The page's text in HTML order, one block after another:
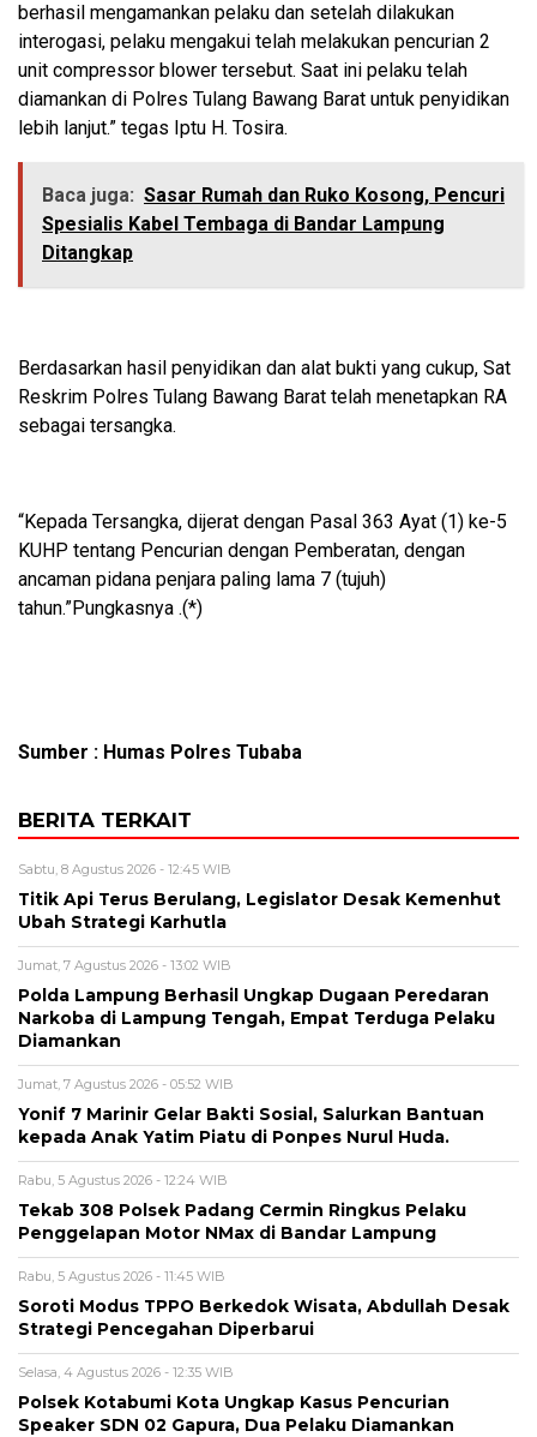
berhasil mengamankan pelaku dan setelah dilakukan
interogasi, pelaku mengakui telah melakukan pencurian 2
unit compressor blower tersebut. Saat ini pelaku telah
diamankan di Polres Tulang Bawang Barat untuk penyidikan
lebih lanjut.” tegas Iptu H. Tosira.
Baca juga: Sasar Rumah dan Ruko Kosong, Pencuri
Spesialis Kabel Tembaga di Bandar Lampung
Ditangkap
Berdasarkan hasil penyidikan dan alat bukti yang cukup, Sat
Reskrim Polres Tulang Bawang Barat telah menetapkan RA
sebagai tersangka.
“Kepada Tersangka, dijerat dengan Pasal 363 Ayat (1) ke-5
KUHP tentang Pencurian dengan Pemberatan, dengan
ancaman pidana penjara paling lama 7 (tujuh)
tahun.”Pungkasnya .(*)
Sumber : Humas Polres Tubaba
BERITA TERKAIT
Sabtu, 8 Agustus 2026 - 12:45 WIB
Titik Api Terus Berulang, Legislator Desak Kemenhut
Ubah Strategi Karhutla
Jumat, 7 Agustus 2026 - 13:02 WIB
Polda Lampung Berhasil Ungkap Dugaan Peredaran
Narkoba di Lampung Tengah, Empat Terduga Pelaku
Diamankan
Jumat, 7 Agustus 2026 - 05:52 WIB
Yonif 7 Marinir Gelar Bakti Sosial, Salurkan Bantuan
kepada Anak Yatim Piatu di Ponpes Nurul Huda.
Rabu, 5 Agustus 2026 - 12:24 WIB
Tekab 308 Polsek Padang Cermin Ringkus Pelaku
Penggelapan Motor NMax di Bandar Lampung
Rabu, 5 Agustus 2026 - 11:45 WIB
Soroti Modus TPPO Berkedok Wisata, Abdullah Desak
Strategi Pencegahan Diperbarui
Selasa, 4 Agustus 2026 - 12:35 WIB
Polsek Kotabumi Kota Ungkap Kasus Pencurian
Speaker SDN 02 Gapura, Dua Pelaku Diamankan